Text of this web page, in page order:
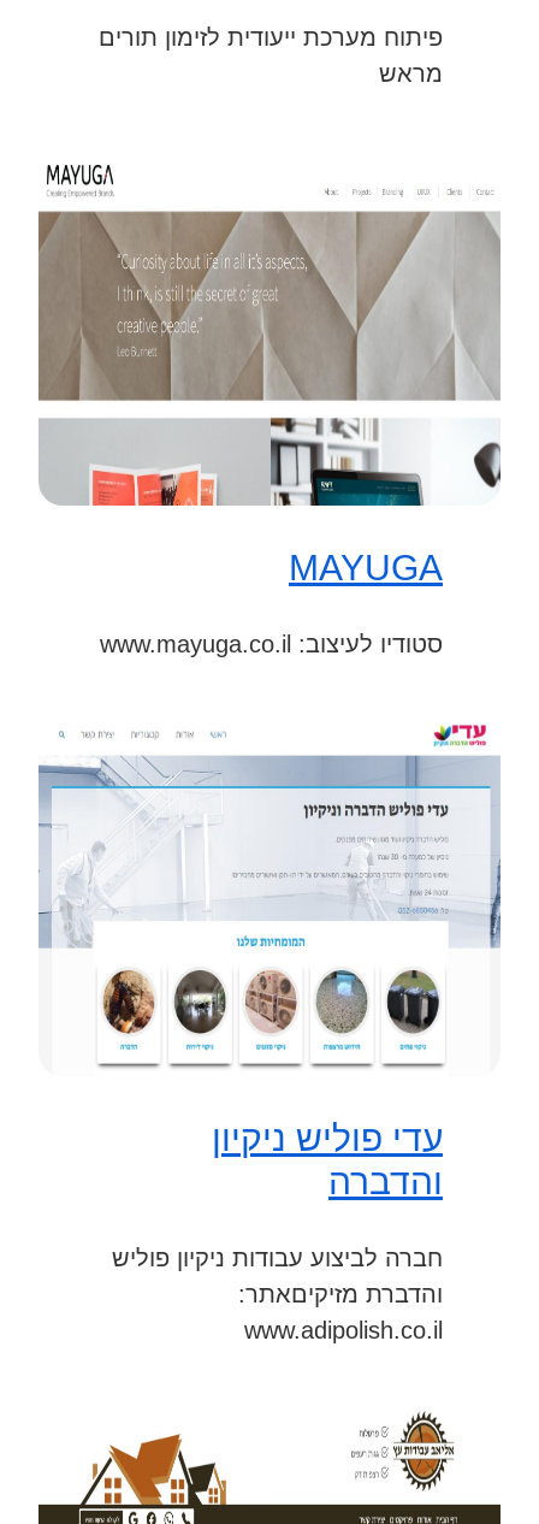
פיתוח מערכת ייעודית לזימון תורים
מראש
MAYUGA
סטודיו לעיצוב: www.mayuga.co.il
עדי פוליש ניקיון
והדברה
חברה לביצוע עבודות ניקיון פוליש
והדברת מזיקיםאתר:
www.adipolish.co.il